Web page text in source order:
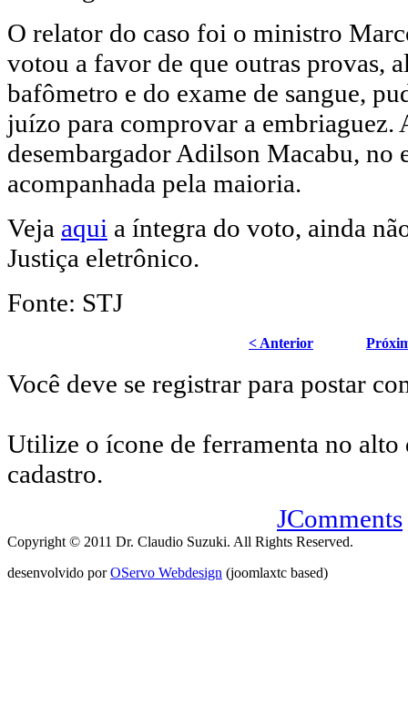
O relator do caso foi o ministro
votou a favor de que outras provas,
bafômetro e do exame de sangue,
juízo para comprovar a embriaguez.
desembargador Adilson Macabu, no
acompanhada pela maioria.
Veja aqui a íntegra do voto, ainda
Justiça eletrônico.
Fonte: STJ
< Anterior
Você deve se registrar para postar
Utilize o ícone de ferramenta no alto
cadastro.
JComments
Copyright © 2011 Dr. Claudio Suzuki. All Rights Reserved.
desenvolvido porOServo Webdesign (joomlaxtc based)